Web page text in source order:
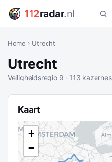
112radar.nl
Home › Utrecht
Utrecht
Veiligheidsregio 9 · 113 kazernes
Kaart
+
−